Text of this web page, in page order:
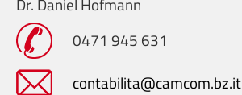
Dr. Daniel Hofmann
0471 945 631
contabilita@camcom.bz.it